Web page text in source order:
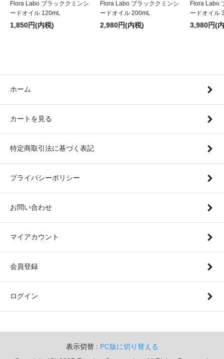
Flora Labo ブラッククミンシ
ードオイル 120mL
1,850円(内税)
Flora Labo ブラッククミンシ
ードオイル 200mL
2,980円(内税)
Flora Labo
ードオイル
3,980円(
ホーム
カートを見る
特定商取引法に基づく表記
プライバシーポリシー
お問い合わせ
マイアカウント
会員登録
ログイン
表示切替 : PC版に切り替える